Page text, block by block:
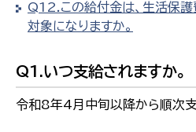
Q12.この給付金は、生活保護
対象になりますか。
Q1.いつ支給されますか。
令和8年4月中旬以降から順次支